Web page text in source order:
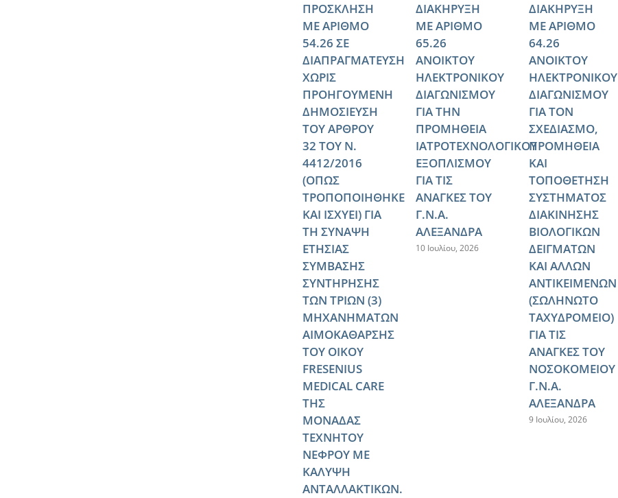
ΠΡΟΣΚΛΗΣΗ
ΜΕ ΑΡΙΘΜΟ
54.26 ΣΕ
ΔΙΑΠΡΑΓΜΑΤΕΥΣΗ
ΧΩΡΙΣ
ΠΡΟΗΓΟΥΜΕΝΗ
ΔΗΜΟΣΙΕΥΣΗ
ΤΟΥ ΑΡΘΡΟΥ
32 ΤΟΥ Ν.
4412/2016
(ΟΠΩΣ
ΤΡΟΠΟΠΟΙΗΘΗΚΕ
ΚΑΙ ΙΣΧΥΕΙ) ΓΙΑ
ΤΗ ΣΥΝΑΨΗ
ΕΤΗΣΙΑΣ
ΣΥΜΒΑΣΗΣ
ΣΥΝΤΗΡΗΣΗΣ
ΤΩΝ ΤΡΙΩΝ (3)
ΜΗΧΑΝΗΜΑΤΩΝ
ΑΙΜΟΚΑΘΑΡΣΗΣ
ΤΟΥ ΟΙΚΟΥ
FRESENIUS
MEDICAL CARE
ΤΗΣ
ΜΟΝΑΔΑΣ
ΤΕΧΝΗΤΟΥ
ΝΕΦΡΟΥ ΜΕ
ΚΑΛΥΨΗ
ΑΝΤΑΛΛΑΚΤΙΚΩΝ.
ΔΙΑΚΗΡΥΞΗ
ΜΕ ΑΡΙΘΜΟ
65.26
ΑΝΟΙΚΤΟΥ
ΗΛΕΚΤΡΟΝΙΚΟΥ
ΔΙΑΓΩΝΙΣΜΟΥ
ΓΙΑ ΤΗΝ
ΠΡΟΜΗΘΕΙΑ
ΙΑΤΡΟΤΕΧΝΟΛΟΓΙΚΟΥ
ΕΞΟΠΛΙΣΜΟΥ
ΓΙΑ ΤΙΣ
ΑΝΑΓΚΕΣ ΤΟΥ
Γ.Ν.Α.
ΑΛΕΞΑΝΔΡΑ
10 Ιουλίου, 2026
ΔΙΑΚΗΡΥΞΗ
ΜΕ ΑΡΙΘΜΟ
64.26
ΑΝΟΙΚΤΟΥ
ΗΛΕΚΤΡΟΝΙΚΟΥ
ΔΙΑΓΩΝΙΣΜΟΥ
ΓΙΑ ΤΟΝ
ΣΧΕΔΙΑΣΜΟ,
ΠΡΟΜΗΘΕΙΑ
ΚΑΙ
ΤΟΠΟΘΕΤΗΣΗ
ΣΥΣΤΗΜΑΤΟΣ
ΔΙΑΚΙΝΗΣΗΣ
ΒΙΟΛΟΓΙΚΩΝ
ΔΕΙΓΜΑΤΩΝ
ΚΑΙ ΑΛΛΩΝ
ΑΝΤΙΚΕΙΜΕΝΩΝ
(ΣΩΛΗΝΩΤΟ
ΤΑΧΥΔΡΟΜΕΙΟ)
ΓΙΑ ΤΙΣ
ΑΝΑΓΚΕΣ ΤΟΥ
ΝΟΣΟΚΟΜΕΙΟΥ
Γ.Ν.Α.
ΑΛΕΞΑΝΔΡΑ
9 Ιουλίου, 2026